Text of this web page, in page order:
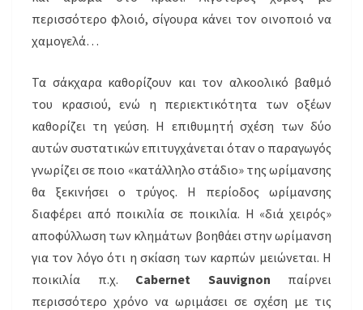
περισσότερο φλοιό, σίγουρα κάνει τον οινοποιό να
χαμογελά…
Τα σάκχαρα καθορίζουν και τον αλκοολικό βαθμό
του κρασιού, ενώ η περιεκτικότητα των οξέων
καθορίζει τη γεύση. Η επιθυμητή σχέση των δύο
αυτών συστατικών επιτυγχάνεται όταν ο παραγωγός
γνωρίζει σε ποιο «κατάλληλο στάδιο» της ωρίμανσης
θα ξεκινήσει ο τρύγος. Η περίοδος ωρίμανσης
διαφέρει από ποικιλία σε ποικιλία. Η «διά χειρός»
αποφύλλωση των κλημάτων βοηθάει στην ωρίμανση
για τον λόγο ότι η σκίαση των καρπών μειώνεται. Η
ποικιλία π.χ. Cabernet Sauvignon παίρνει
περισσότερο χρόνο να ωριμάσει σε σχέση με τις